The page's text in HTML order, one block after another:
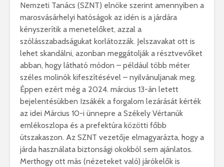
Nemzeti Tanács (SZNT) elnöke szerint amennyiben a
marosvásárhelyi hatóságok az idén is a járdára
kényszerítik a menetelőket, azzal a
szólásszabadságukat korlátozzák. Jelszavakat ott is
lehet skandálni, azonban meggátolják a résztvevőket
abban, hogy látható módon – például több méter
széles molinók kifeszítésével – nyilvánuljanak meg.
Éppen ezért még a 2024. március 13-án letett
bejelentésükben Izsákék a forgalom lezárását kérték
az idei Március 10-i ünnepre a Székely Vértanúk
emlékoszlopa és a prefektúra közötti főbb
útszakaszon. Az SZNT vezetője elmagyarázta, hogy a
járda használata biztonsági okokból sem ajánlatos.
Merthogy ott más (nézeteket való) járókelők is